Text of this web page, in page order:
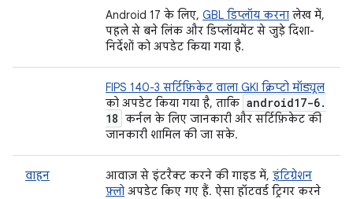
Android 17 के लिए, GBL डिप्लॉय करना लेख में,
पहले से बने लिंक और डिप्लॉयमेंट से जुड़े दिशा-
निर्देशों को अपडेट किया गया है.
FIPS 140-3 सर्टिफ़िकेट वाला GKI क्रिप्टो मॉड्यूल
को अपडेट किया गया है, ताकि android17-6.
18 कर्नल के लिए जानकारी और सर्टिफ़िकेट की
जानकारी शामिल की जा सके.
वाहन आवाज़ से इंटरैक्ट करने की गाइड में, इंटिग्रेशन
फ़्लो अपडेट किए गए हैं. ऐसा हॉटवर्ड ट्रिगर करने